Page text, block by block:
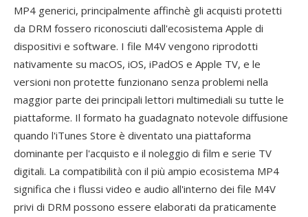
MP4 generici, principalmente affinchè gli acquisti protetti
da DRM fossero riconosciuti dall'ecosistema Apple di
dispositivi e software. I file M4V vengono riprodotti
nativamente su macOS, iOS, iPadOS e Apple TV, e le
versioni non protette funzionano senza problemi nella
maggior parte dei principali lettori multimediali su tutte le
piattaforme. Il formato ha guadagnato notevole diffusione
quando l'iTunes Store è diventato una piattaforma
dominante per l'acquisto e il noleggio di film e serie TV
digitali. La compatibilità con il più ampio ecosistema MP4
significa che i flussi video e audio all'interno dei file M4V
privi di DRM possono essere elaborati da praticamente